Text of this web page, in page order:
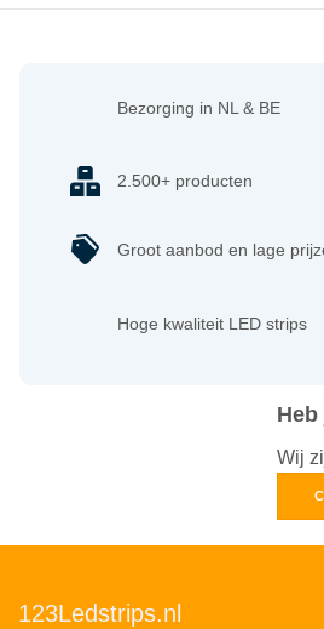
Heb
Wij
Bezorging in NL & BE
2.500+ producten
Groot aanbod en lage
Hoge kwaliteit LED strips
123Ledstrips.nl